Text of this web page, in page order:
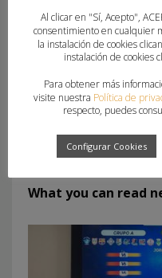
próximo 30 de
BALONMANO MORVEDRE
What you can read
Al clicar en "Sí, Acepto",
consentimiento en cualquier
la instalación de cookies
instalación de cookies
Para obtener más
visite nuestra Política de
respecto, puedes
Configurar Cookies